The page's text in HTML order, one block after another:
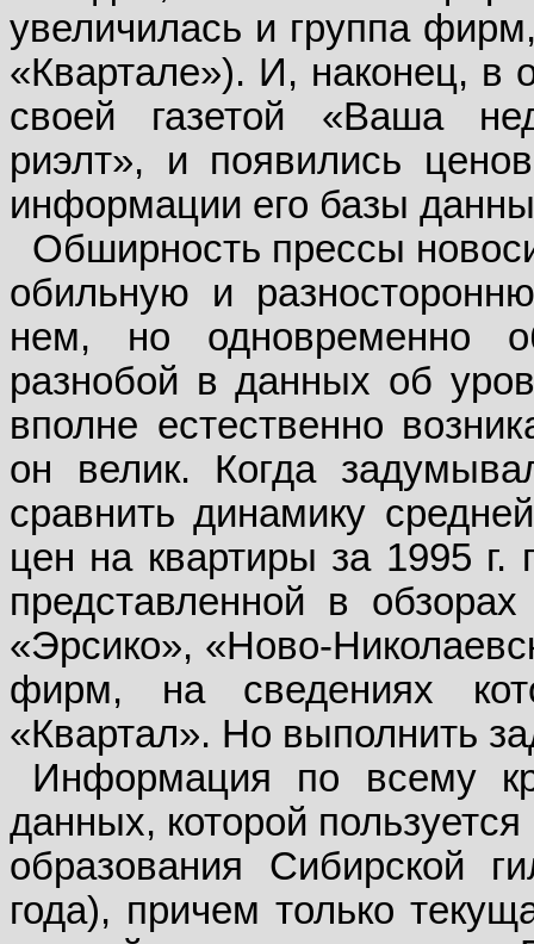
увеличилась и группа
«Квартале»). И, наконец, в
своей газетой «Ваша
риэлт», и появились
информации его базы
Обширность прессы
обильную и
нем, но одновременно
разнобой в данных об
вполне естественно
он велик. Когда
сравнить динамику
цен на квартиры за 1995 г.
представленной в
«Эрсико», «Ново-
фирм, на сведениях
«Квартал». Но выполнить
Информация по всему
данных, которой
образования Сибирской
года), причем только